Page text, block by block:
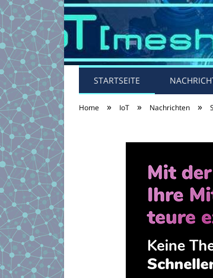
STARTSEITE
Home » IoT » Nachrichten »